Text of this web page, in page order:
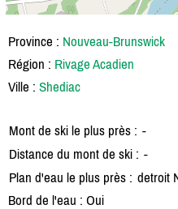
Province : Nouveau-Brunswick
Région : Rivage Acadien
Ville : Shediac
Mont de ski le plus près : -
Distance du mont de ski : -
Plan d'eau le plus près : detroit
Bord de l'eau : Oui